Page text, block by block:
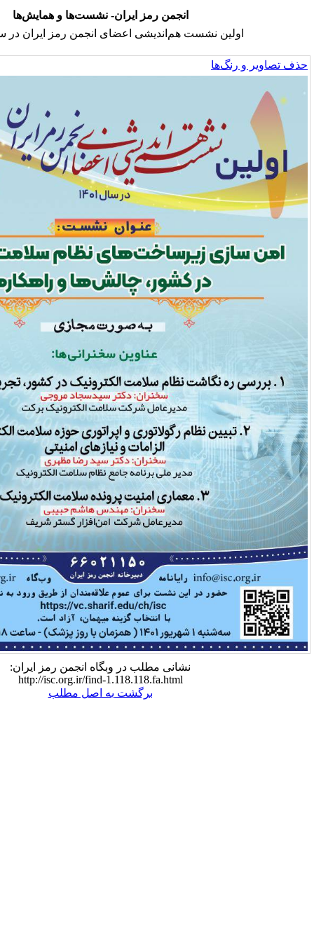
انجمن رمز ایران- نشست‌ها و همایش‌ها
هم‌اندیشی اعضای انجمن رمز ایران در سال ۱۴۰۱
نشانی مطلب در وبگاه انجمن رمز ایران:
http://isc.org.ir/find-1.118.118.fa.html